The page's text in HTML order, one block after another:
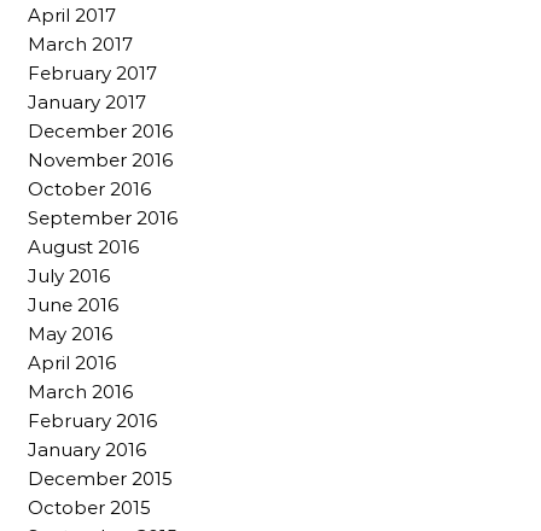
April 2017
March 2017
February 2017
January 2017
December 2016
November 2016
October 2016
September 2016
August 2016
July 2016
June 2016
May 2016
April 2016
March 2016
February 2016
January 2016
December 2015
October 2015